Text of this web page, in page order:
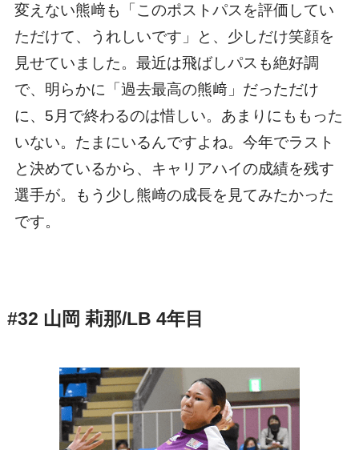
変えない熊﨑も「このポストパスを評価してい
ただけて、うれしいです」と、少しだけ笑顔を
見せていました。最近は飛ばしパスも絶好調
で、明らかに「過去最高の熊﨑」だっただけ
に、5月で終わるのは惜しい。あまりにももった
いない。たまにいるんですよね。今年でラスト
と決めているから、キャリアハイの成績を残す
選手が。もう少し熊﨑の成長を見てみたかった
です。
#32 山岡 莉那/LB 4年目